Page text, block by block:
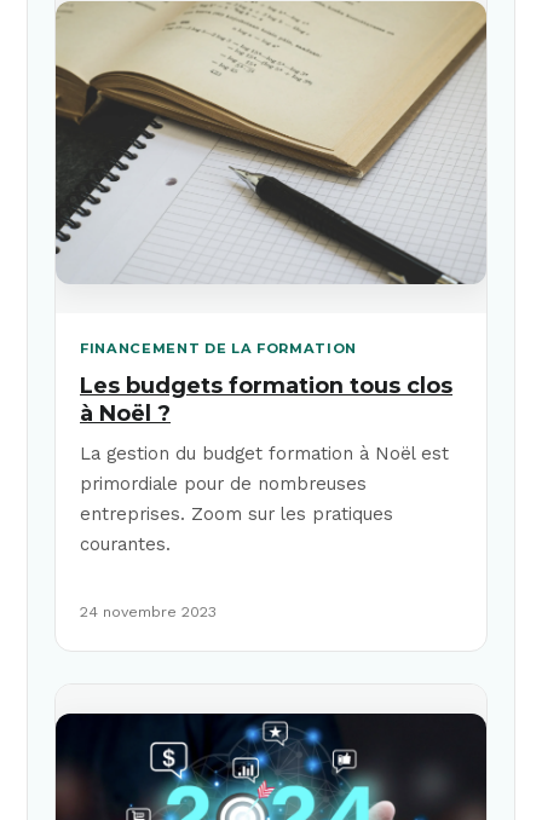
FINANCEMENT DE LA FORMATION
Les budgets formation tous clos
à Noël ?
La gestion du budget formation à Noël est
primordiale pour de nombreuses
entreprises. Zoom sur les pratiques
courantes.
24 novembre 2023